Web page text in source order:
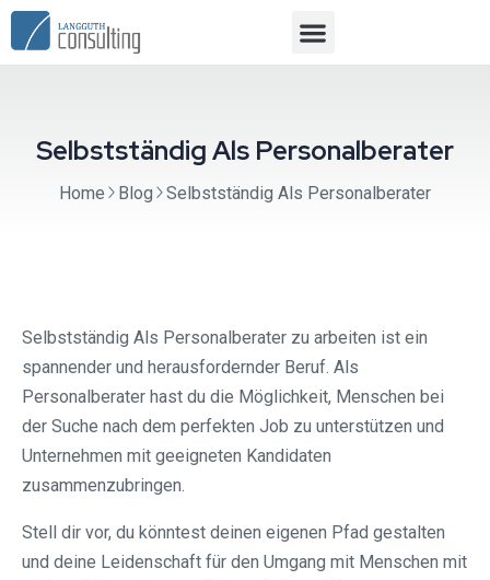
Selbstständig Als Personalberater
Home Blog Selbstständig Als Personalberater
Selbstständig Als Personalberater zu arbeiten ist ein
spannender und herausfordernder Beruf. Als
Personalberater hast du die Möglichkeit, Menschen bei
der Suche nach dem perfekten Job zu unterstützen und
Unternehmen mit geeigneten Kandidaten
zusammenzubringen.
Stell dir vor, du könntest deinen eigenen Pfad gestalten
und deine Leidenschaft für den Umgang mit Menschen mit